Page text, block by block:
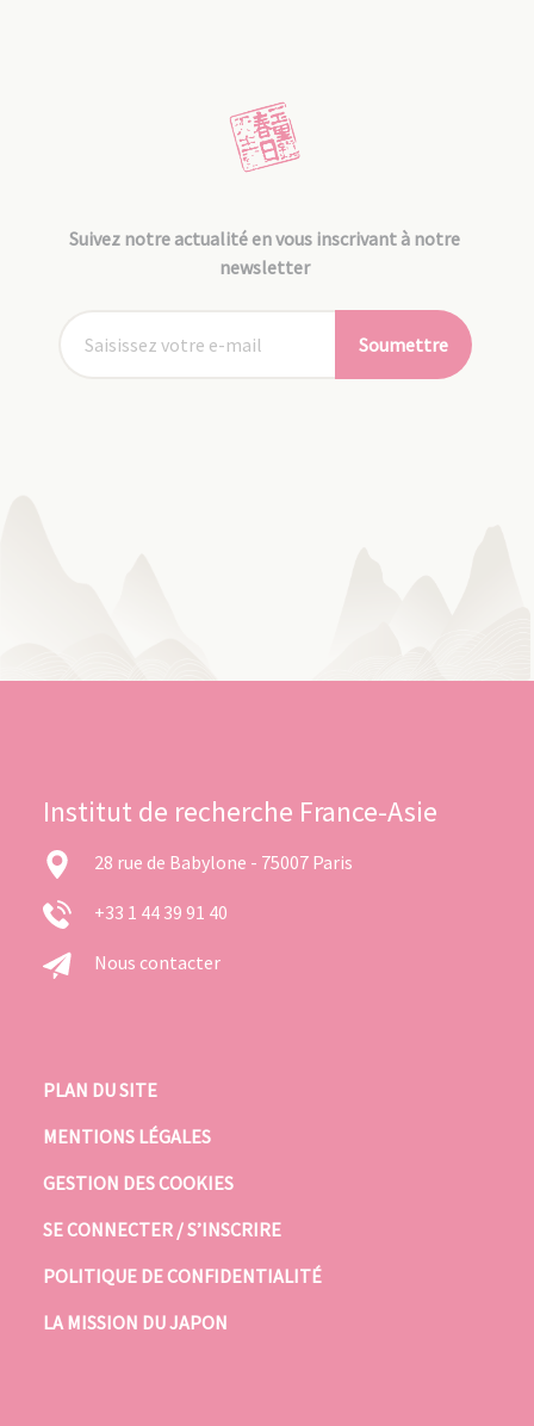
Suivez notre actualité en vous inscrivant à notre
newsletter
Soumettre
Institut de recherche France-Asie
28 rue de Babylone - 75007 Paris
+33 1 44 39 91 40
Nous contacter
PLAN DU SITE
MENTIONS LÉGALES
GESTION DES COOKIES
SE CONNECTER / S’INSCRIRE
POLITIQUE DE CONFIDENTIALITÉ
LA MISSION DU JAPON